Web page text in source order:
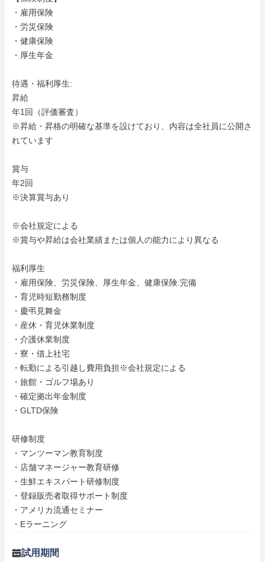
・雇用保険
・労災保険
・健康保険
・厚生年金
待遇・福利厚生:
昇給
年1回（評価審査）
※昇給・昇格の明確な基準を設けており、内容は全社員に公開さ
れています
賞与
年2回
※決算賞与あり
※会社規定による
※賞与や昇給は会社業績または個人の能力により異なる
福利厚生
・雇用保険、労災保険、厚生年金、健康保険:完備
・育児時短勤務制度
・慶弔見舞金
・産休・育児休業制度
・介護休業制度
・寮・借上社宅
・転勤による引越し費用負担※会社規定による
・旅館・ゴルフ場あり
・確定拠出年金制度
・GLTD保険
研修制度
・マンツーマン教育制度
・店舗マネージャー教育研修
・生鮮エキスパート研修制度
・登録販売者取得サポート制度
・アメリカ流通セミナー
・Eラーニング
試用期間